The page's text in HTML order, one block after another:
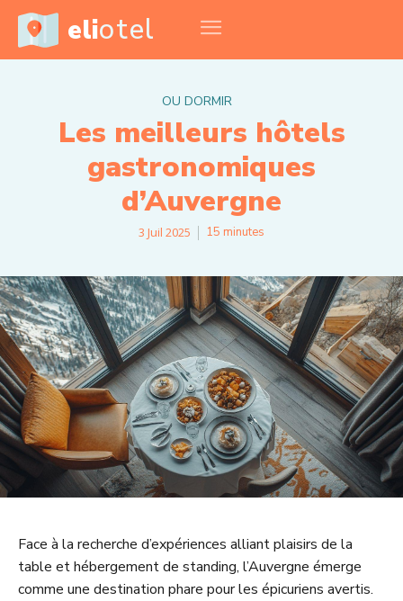
eliotel
OU DORMIR
Les meilleurs hôtels
gastronomiques
d’Auvergne
3 Juil 2025 15 minutes
Face à la recherche d’expériences alliant plaisirs de la
table et hébergement de standing, l’Auvergne émerge
comme une destination phare pour les épicuriens avertis.